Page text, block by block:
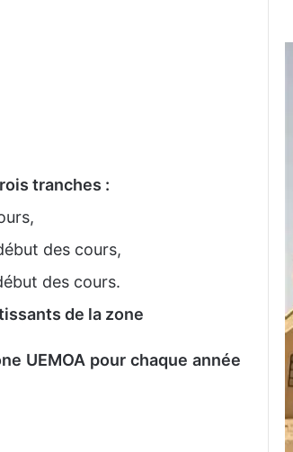
tranches :
des cours,
des cours.
de la zone
UEMOA pour chaque année